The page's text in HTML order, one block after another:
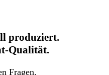
produziert.
Qualität.
Fragen.